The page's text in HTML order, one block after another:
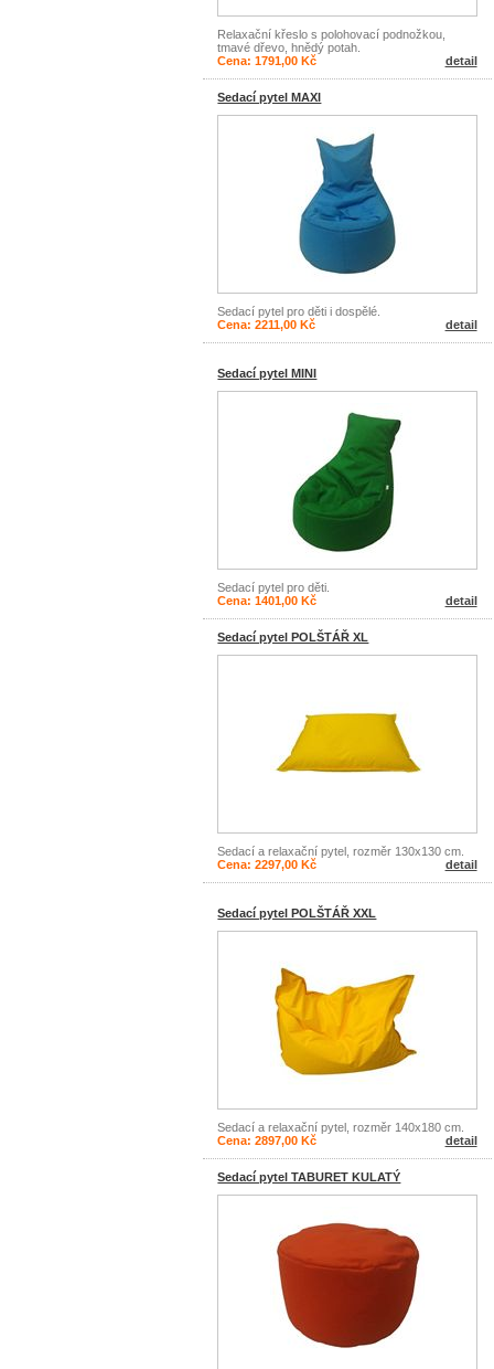
Relaxační křeslo s polohovací podnožkou,
tmavé dřevo, hnědý potah.
detail
Cena: 1791,00 Kč
Sedací pytel MAXI
Sedací pytel pro děti i dospělé.
detail
Cena: 2211,00 Kč
Sedací pytel MINI
Sedací pytel pro děti.
detail
Cena: 1401,00 Kč
Sedací pytel POLŠTÁŘ XL
Sedací a relaxační pytel, rozměr 130x130 cm.
detail
Cena: 2297,00 Kč
Sedací pytel POLŠTÁŘ XXL
Sedací a relaxační pytel, rozměr 140x180 cm.
detail
Cena: 2897,00 Kč
Sedací pytel TABURET KULATÝ